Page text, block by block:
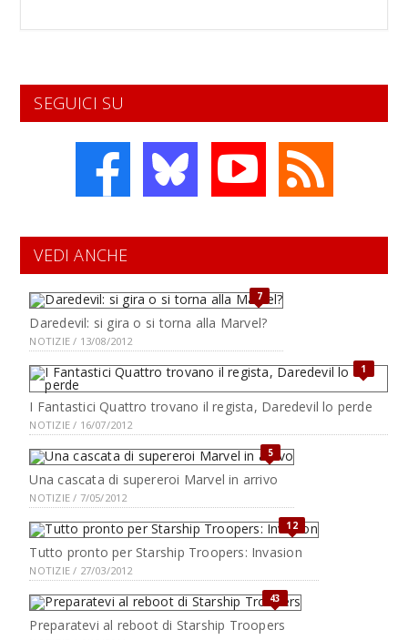
SEGUICI SU
VEDI ANCHE
7
Daredevil: si gira o si torna alla Marvel?
NOTIZIE / 13/08/2012
1
I Fantastici Quattro trovano il regista, Daredevil lo perde
NOTIZIE / 16/07/2012
5
Una cascata di supereroi Marvel in arrivo
NOTIZIE / 7/05/2012
12
Tutto pronto per Starship Troopers: Invasion
NOTIZIE / 27/03/2012
43
Preparatevi al reboot di Starship Troopers